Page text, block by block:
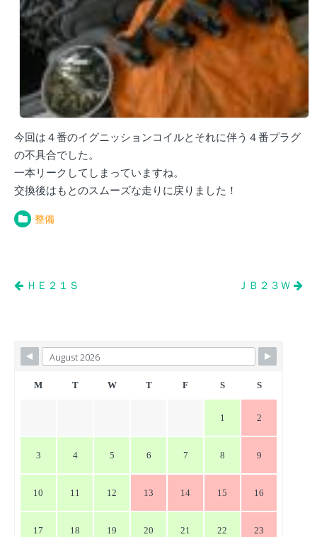
今回は４番のイグニッションコイルとそれに伴う４番プラグ
の不具合でした。
一本リークしてしまっていますね。
交換後はもとのスムーズな走りに戻りました！
整備
投
ビ
ゲ
ＨＥ２１Ｓ ＪＢ２３Ｗ
M T W T F S S
1 2
3 4 5 6 7 8 9
10 11 12 13 14 15 16
17 18 19 20 21 22 23